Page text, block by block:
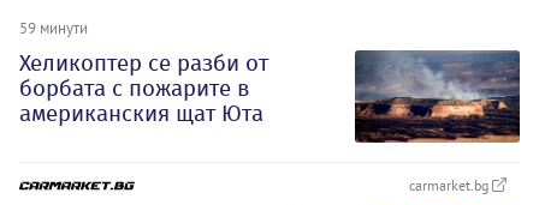
59 минути
Хеликоптер се разби от
борбата с пожарите в
американския щат Юта
carmarket.bg